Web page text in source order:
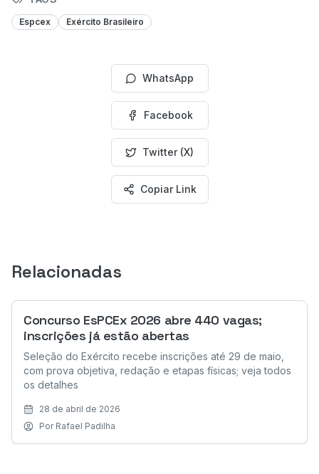
Espcex Exército Brasileiro
WhatsApp
Facebook
Twitter (X)
Copiar Link
Relacionadas
Concurso EsPCEx 2026 abre 440 vagas;
inscrições já estão abertas
Seleção do Exército recebe inscrições até 29 de maio,
com prova objetiva, redação e etapas físicas; veja todos
os detalhes
28 de abril de 2026
Por Rafael Padilha